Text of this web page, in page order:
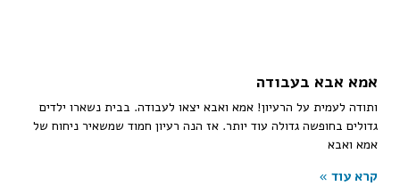
אמא אבא בעבודה
ותודה לעמית על הרעיון! אמא ואבא יצאו לעבודה. בבית נשארו ילדים
גדולים בחופשה גדולה עוד יותר. אז הנה רעיון חמוד שמשאיר ניחוח של
אמא ואבא
קרא עוד »